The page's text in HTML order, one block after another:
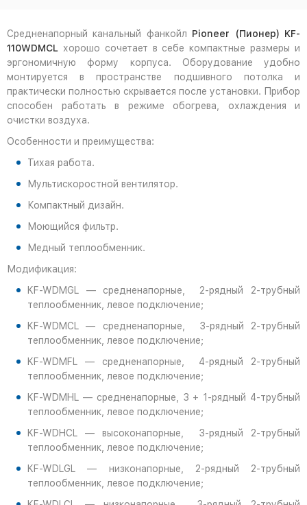
Средненапорный канальный фанкойл Pioneer (Пионер) KF-
110WDMCL хорошо сочетает в себе компактные размеры и
эргономичную форму корпуса. Оборудование удобно
монтируется в пространстве подшивного потолка и
практически полностью скрывается после установки. Прибор
способен работать в режиме обогрева, охлаждения и
очистки воздуха.
Особенности и преимущества:
Тихая работа.
Мультискоростной вентилятор.
Компактный дизайн.
Моющийся фильтр.
Медный теплообменник.
Модификация:
KF-WDMGL — средненапорные, 2-рядный 2-трубный
теплообменник, левое подключение;
KF-WDMCL — средненапорные, 3-рядный 2-трубный
теплообменник, левое подключение;
KF-WDMFL — средненапорные, 4-рядный 2-трубный
теплообменник, левое подключение;
KF-WDMHL — средненапорные, 3 + 1-рядный 4-трубный
теплообменник, левое подключение;
KF-WDHCL — высоконапорные, 3-рядный 2-трубный
теплообменник, левое подключение;
KF-WDLGL — низконапорные, 2-рядный 2-трубный
теплообменник, левое подключение;